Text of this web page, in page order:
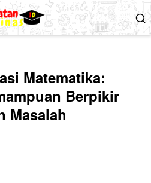
Matematika:
Berpikir
Masalah